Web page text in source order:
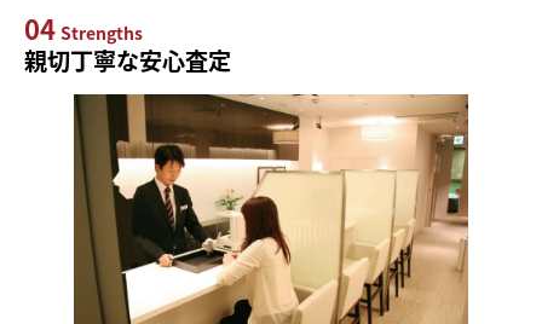
04 Strengths
親切丁寧な安心査定